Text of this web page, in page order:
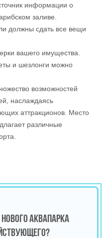
информации о
заливе.
должны сдать все вещи
вашего имущества.
и шезлонги можно
возможностей
наслаждаясь
аттракционов. Место
различные
АКВАПАРКА